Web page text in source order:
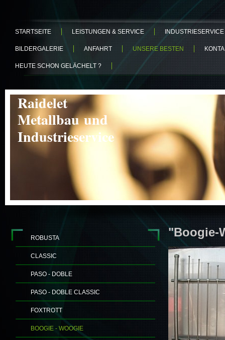
STARTSEITE LEISTUNGEN & SERVICE INDUSTRIESERVICE
BILDERGALERIE ANFAHRT UNSERE BESTEN
HEUTE SCHON GELÄCHELT ?
Raidelet
Metallbau und
Industrieservice
ROBUSTA
CLASSIC
PASO - DOBLE
PASO - DOBLE CLASSIC
FOXTROTT
BOOGIE - WOOGIE
"Boogie-